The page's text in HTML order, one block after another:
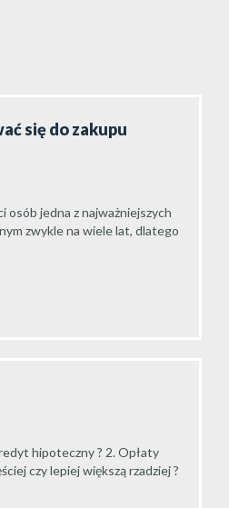
się do zakupu
osób jedna z najważniejszych
zwykle na wiele lat, dlatego
hipoteczny ? 2. Opłaty
czy lepiej większą rzadziej ?